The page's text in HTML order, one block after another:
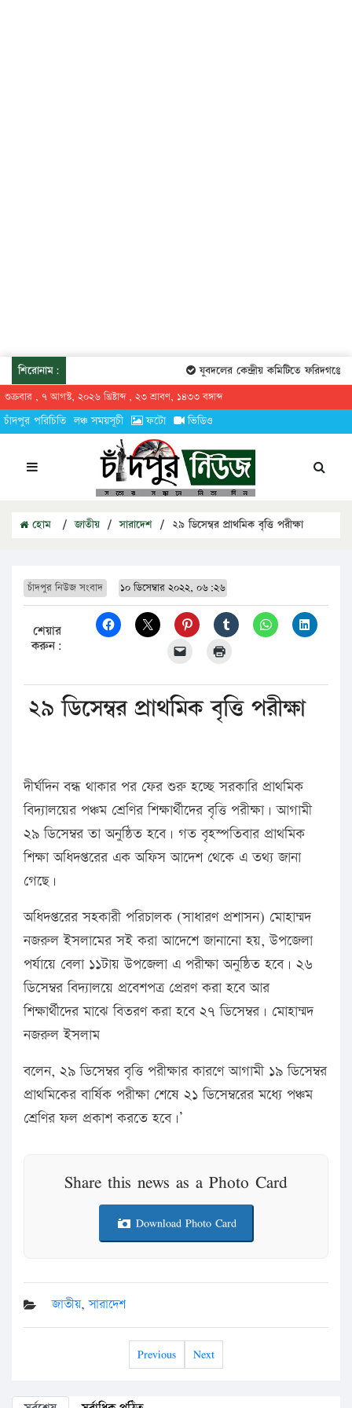
শিরোনাম: যুবদলের কেন্দ্রীয় কমিটিতে ফরিদগঞ্জের
শুক্রবার , ৭ আগস্ট, ২০২৬ খ্রিষ্টাব্দ , ২৩ শ্রাবণ, ১৪৩৩ বঙ্গাব্দ
চাঁদপুর পরিচিতি লঞ্চ সময়সূচী ফটো ভিডিও
হোম / জাতীয় / সারাদেশ / ২৯ ডিসেম্বর প্রাথমিক বৃত্তি পরীক্ষা
চাঁদপুর নিউজ সংবাদ ১০ ডিসেম্বার ২০২২, ০৬:২৬
শেয়ার
করুন:
২৯ ডিসেম্বর প্রাথমিক বৃত্তি পরীক্ষা
দীর্ঘদিন বন্ধ থাকার পর ফের শুরু হচ্ছে সরকারি প্রাথমিক
বিদ্যালয়ের পঞ্চম শ্রেণির শিক্ষার্থীদের বৃত্তি পরীক্ষা। আগামী
২৯ ডিসেম্বর তা অনুষ্ঠিত হবে। গত বৃহস্পতিবার প্রাথমিক
শিক্ষা অধিদপ্তরের এক অফিস আদেশ থেকে এ তথ্য জানা
গেছে।
অধিদপ্তরের সহকারী পরিচালক (সাধারণ প্রশাসন) মোহাম্মদ
নজরুল ইসলামের সই করা আদেশে জানানো হয়, উপজেলা
পর্যায়ে বেলা ১১টায় উপজেলা এ পরীক্ষা অনুষ্ঠিত হবে। ২৬
ডিসেম্বর বিদ্যালয়ে প্রবেশপত্র প্রেরণ করা হবে আর
শিক্ষার্থীদের মাঝে বিতরণ করা হবে ২৭ ডিসেম্বর। মোহাম্মদ
নজরুল ইসলাম
বলেন, ২৯ ডিসেম্বর বৃত্তি পরীক্ষার কারণে আগামী ১৯ ডিসেম্বর
প্রাথমিকের বার্ষিক পরীক্ষা শেষে ২১ ডিসেম্বরের মধ্যে পঞ্চম
শ্রেণির ফল প্রকাশ করতে হবে।’
Share this news as a Photo Card
Download Photo Card
জাতীয়,সারাদেশ
Previous Next